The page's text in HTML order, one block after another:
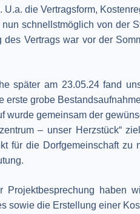
U.a. die Vertragsform,
nun schnellstmöglich von der
des Vertrags war vor der
später am 23.05.24 fand
erste grobe
wurde gemeinsam der
– unser Herzstück“
für die Dorfgemeinschaft
Projektbesprechung haben
sowie die Erstellung einer